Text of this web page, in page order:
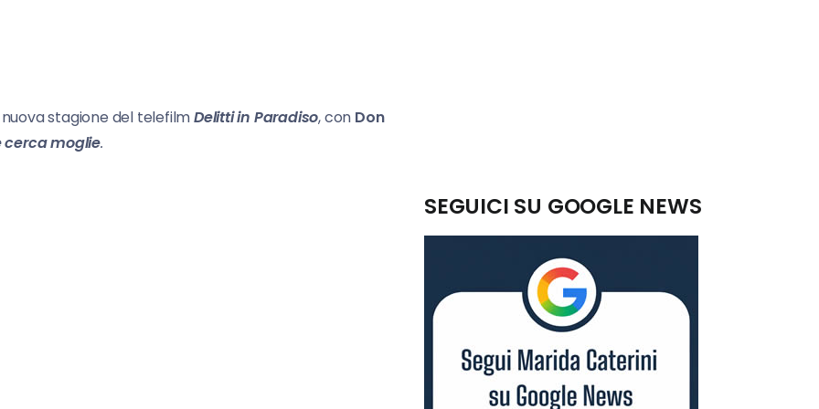
nuova stagione del telefilmDelitti in Paradiso, con Don
cerca moglie.
SEGUICI SU GOOGLE NEWS